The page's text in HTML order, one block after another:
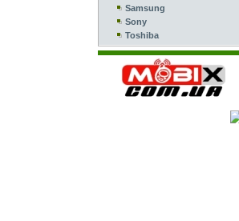
Samsung
Sony
Toshiba